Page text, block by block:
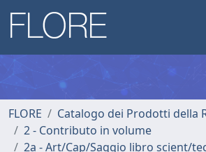
FLORE
Catalogo dei Prodotti della
2 - Contributo in volume
2a - Art/Cap/Saggio libro scient/